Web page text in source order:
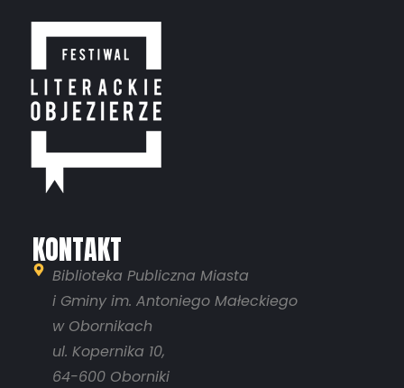
KONTAKT
Biblioteka Publiczna Miasta
i Gminy im. Antoniego Małeckiego
w Obornikach
ul. Kopernika 10,
64-600 Oborniki